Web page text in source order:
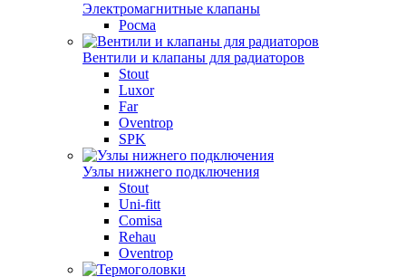
Электромагнитные клапаны
Росма
Вентили и клапаны для радиаторов
Stout
Luxor
Far
Oventrop
SPK
Узлы нижнего подключения
Stout
Uni-fitt
Comisa
Rehau
Oventrop